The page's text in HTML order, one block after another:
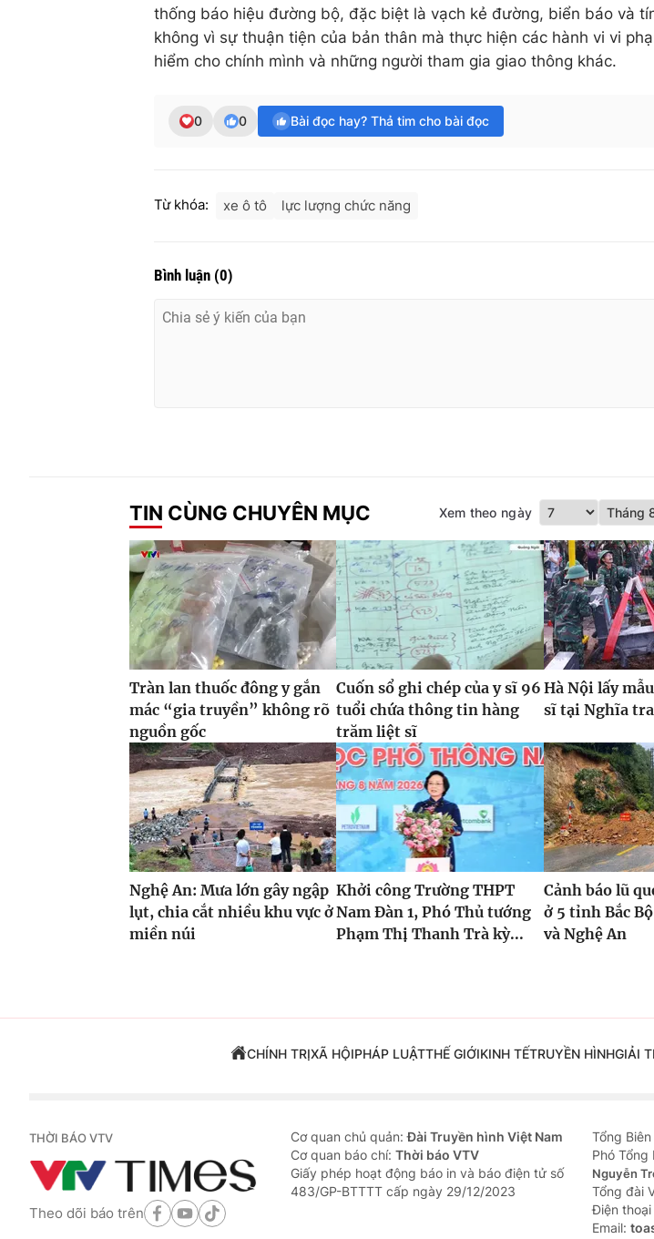
thống báo hiệu đường bộ, đặc biệt là vạch kẻ đường, biển báo và
không vì sự thuận tiện của bản thân mà thực hiện các hành vi vi
hiểm cho chính mình và những người tham gia giao thông khác.
0 0 Bài đọc hay? Thả tim cho bài đọc
Từ khóa: xe ô tô lực lượng chức năng
Bình luận (0)
TIN CÙNG CHUYÊN MỤC Xem theo ngày
Tràn lan thuốc đông y gắn
mác “gia truyền” không rõ
nguồn gốc
Cuốn sổ ghi chép của y sĩ 96
tuổi chứa thông tin hàng
trăm liệt sĩ
Hà Nội lấy
sĩ tại Nghĩa
Nghệ An: Mưa lớn gây ngập
lụt, chia cắt nhiều khu vực ở
miền núi
Khởi công Trường THPT
Nam Đàn 1, Phó Thủ tướng
Phạm Thị Thanh Trà kỳ...
Cảnh báo lũ
ở 5 tỉnh Bắc
và Nghệ An
CHÍNH TRỊXÃ HỘIPHÁP LUẬTTHẾ GIỚIKINH TẾTRUYỀN HÌNHGIẢI
THỜI BÁO VTV
Theo dõi báo trên
Cơ quan chủ quản:Đài Truyền hình Việt Nam
Cơ quan báo chí: Thời báo VTV
Giấy phép hoạt động báo in và báo điện tử số
483/GP-BTTTT cấp ngày 29/12/2023
Tổng
Phó Tổng
Nguyễn
Tổng đài
Ðiện thoại
Email: